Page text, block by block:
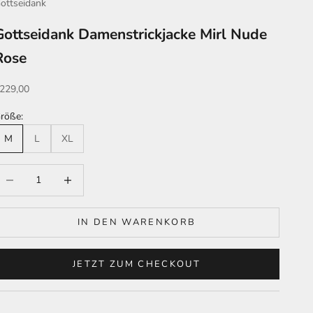
Damenstrickjacke Mirl Nude
M
L XL
IN DEN WARENKORB
JETZT ZUM CHECKOUT